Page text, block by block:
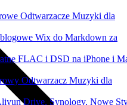
Odtwarzacze Muzyki dla
Wix do Markdown za
FLAC i DSD na iPhone i
Odtwarzacz Muzyki dla
Drive, Synology, Nowe